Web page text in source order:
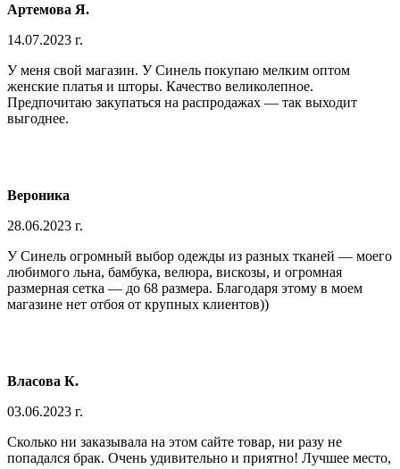
Артемова Я.
14.07.2023 г.
У меня свой магазин. У Синель покупаю мелким оптом
женские платья и шторы. Качество великолепное.
Предпочитаю закупаться на распродажах — так выходит
выгоднее.
Вероника
28.06.2023 г.
У Синель огромный выбор одежды из разных тканей — моего
любимого льна, бамбука, велюра, вискозы, и огромная
размерная сетка — до 68 размера. Благодаря этому в моем
магазине нет отбоя от крупных клиентов))
Власова К.
03.06.2023 г.
Сколько ни заказывала на этом сайте товар, ни разу не
попадался брак. Очень удивительно и приятно! Лучшее место,